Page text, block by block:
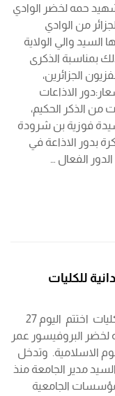
حمه لخضر الوادي
من الوادي
والي الولاية
بمناسبة الذكرى
الجزائرين،
شعار:دور الاذاعات
من الذكر الحكيم،
فوزية بن شرودة
بدور الاذاعة في
الفعال …
للكليات
مدير جامعة الوادي يختتم زياراته الميدانية للكليات اختتم اليوم 27
حمه لخضر البروفيسور عمر
الاسلامية. وتدخل
مدير الجامعة منذ
الجامعية